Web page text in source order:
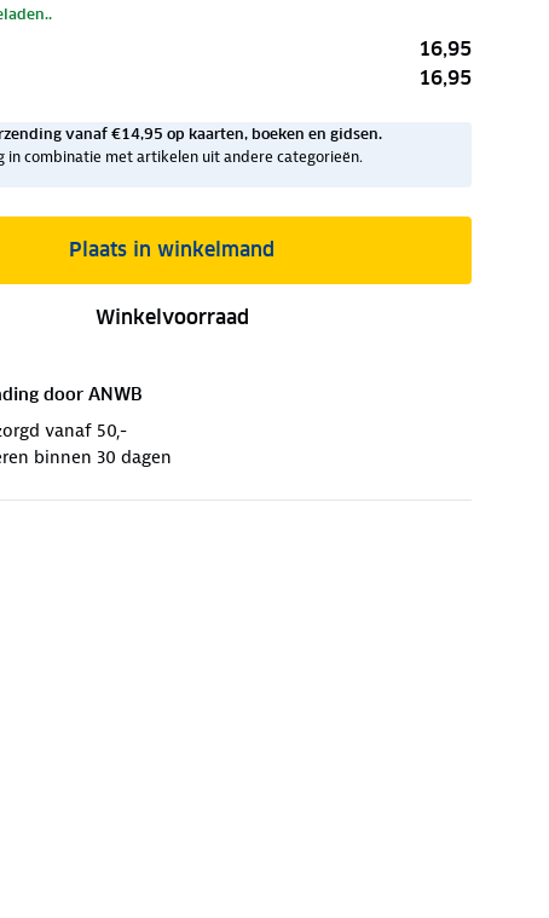
16,95
16,95
vanaf €14,95 op kaarten, boeken en gidsen.
in combinatie met artikelen uit andere categorieën.
Plaats in winkelmand
Winkelvoorraad
door ANWB
vanaf 50,-
binnen 30 dagen